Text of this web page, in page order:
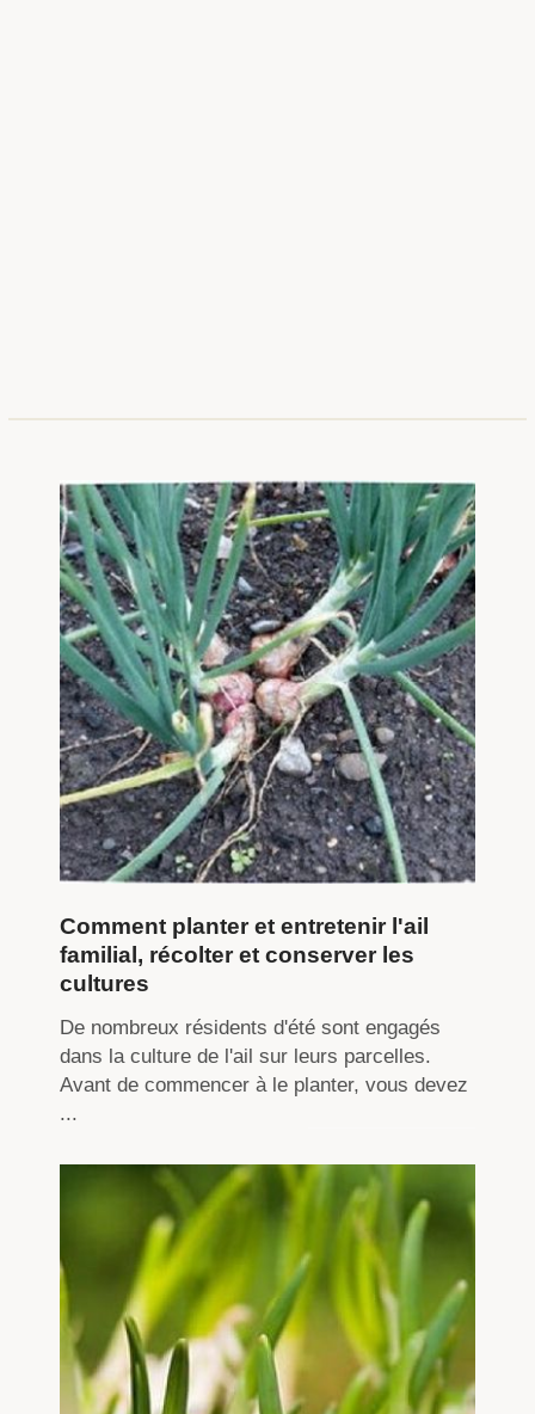
Comment planter et entretenir l'ail
familial, récolter et conserver les
cultures
De nombreux résidents d'été sont engagés
dans la culture de l'ail sur leurs parcelles.
Avant de commencer à le planter, vous devez
...